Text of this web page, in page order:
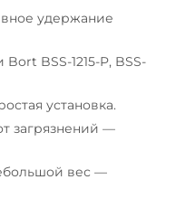
удержание
BSS-1215-P, BSS-
установка.
загрязнений —
вес —